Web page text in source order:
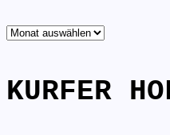
TRÜFFELSUCHE
KURFER